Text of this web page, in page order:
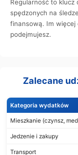
Regularność to klucz
spędzonych na
finansową. Im więcej
podejmujesz.
Zalecane
Kategoria wydatków
Mieszkanie (czynsz,
Jedzenie i zakupy
Transport